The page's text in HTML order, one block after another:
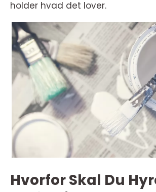
holder hvad det lover.
Hvorfor Skal Du